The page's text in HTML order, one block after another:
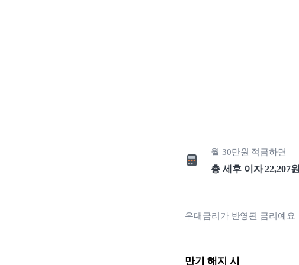
월 30만원 적금하면
총 세후 이자22,207원
우대금리가 반영된 금리예요
만기 해지 시